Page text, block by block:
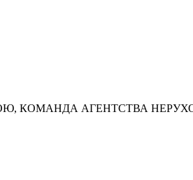
КОМАНДА АГЕНТСТВА